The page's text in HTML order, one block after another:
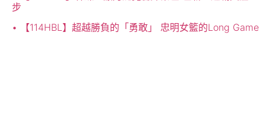
步
【114HBL】超越勝負的「勇敢」 忠明女籃的Long Game